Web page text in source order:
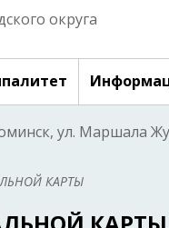
округа
ул. Маршала
КАРТЫ